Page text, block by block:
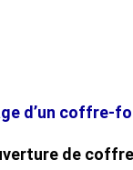
d’un coffre-
de